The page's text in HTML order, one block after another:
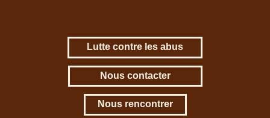
Lutte contre les abus
Nous contacter
Nous rencontrer